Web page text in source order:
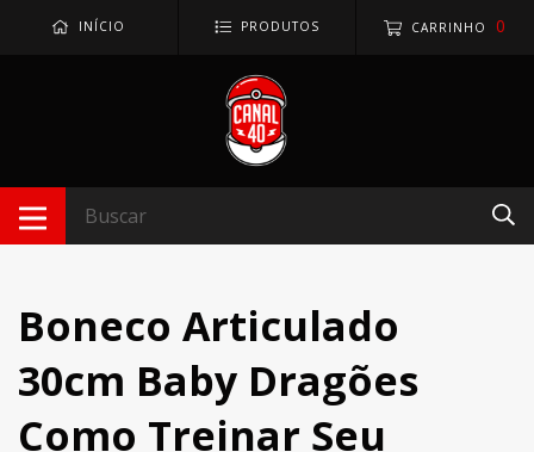
INÍCIO PRODUTOS CARRINHO 0
Boneco Articulado
30cm Baby Dragões
Como Treinar Seu